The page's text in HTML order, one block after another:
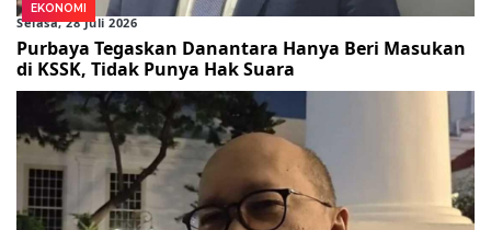
EKONOMI
Selasa, 28 Juli 2026
Purbaya Tegaskan Danantara Hanya Beri Masukan
di KSSK, Tidak Punya Hak Suara